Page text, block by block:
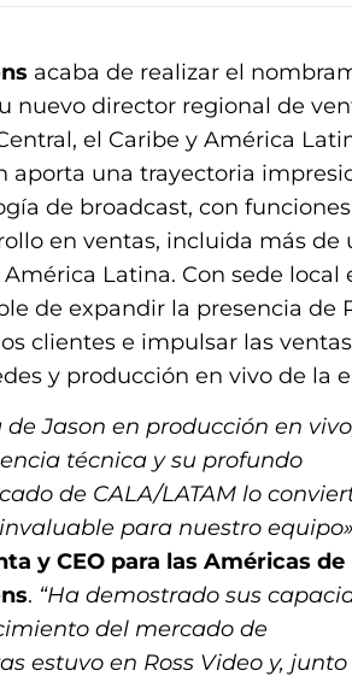
acaba de realizar el
nuevo director regional de
el Caribe y América
aporta una trayectoria
de broadcast, con
en ventas, incluida más de
Latina. Con sede local
de expandir la presencia de
clientes e impulsar las
y producción en vivo de la
Jason en producción en
técnica y su profundo
de CALA/LATAM lo
para nuestro equipo»
y CEO para las Américas de
. “Ha demostrado sus
del mercado de
estuvo en Ross Video y, junto